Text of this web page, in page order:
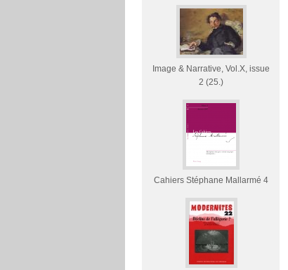
Image & Narrative, Vol.X, issue
2 (25.)
Cahiers Stéphane Mallarmé 4